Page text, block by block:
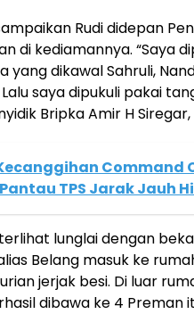
Rudi didepan
di kediamannya. “Saya
dikawal Sahruli,
saya dipukuli pakai
Bripka Amir H
Command
TPS Jarak Jauh
lunglai dengan
Belang masuk ke
jerjak besi. Di luar
dibawa ke 4 Preman